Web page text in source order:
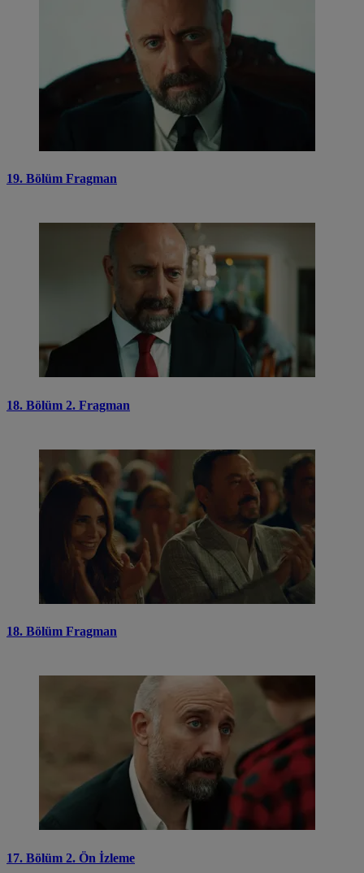
19. Bölüm Fragman
18. Bölüm 2. Fragman
18. Bölüm Fragman
17. Bölüm 2. Ön İzleme